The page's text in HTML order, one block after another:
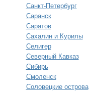
Санкт-Петербург
Саранск
Саратов
Сахалин и Курилы
Селигер
Северный Кавказ
Сибирь
Смоленск
Соловецкие острова